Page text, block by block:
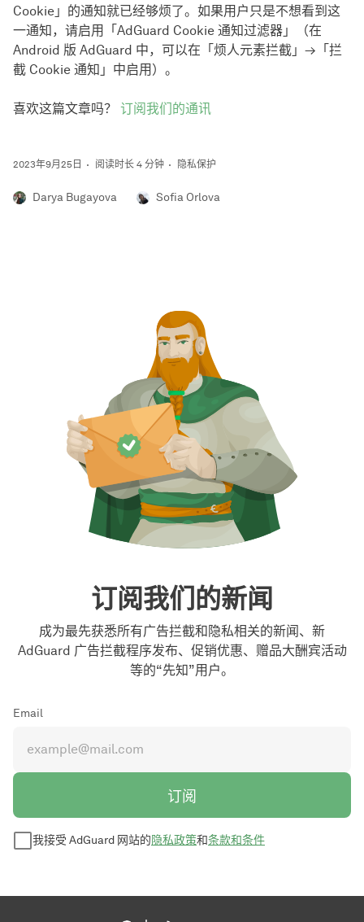
Cookie」的通知就已经够烦了。如果用户只是不想看到这
一通知，请启用「AdGuard Cookie 通知过滤器」（在
Android 版 AdGuard 中，可以在「烦人元素拦截」→「拦
截 Cookie 通知」中启用）。
喜欢这篇文章吗？ 订阅我们的通讯
2023年9月25日 阅读时长 4 分钟 隐私保护
Darya Bugayova Sofia Orlova
订阅我们的新闻
成为最先获悉所有广告拦截和隐私相关的新闻、新
AdGuard 广告拦截程序发布、促销优惠、赠品大酬宾活动
等的“先知”用户。
Email
订阅
我接受 AdGuard 网站的隐私政策和条款和条件